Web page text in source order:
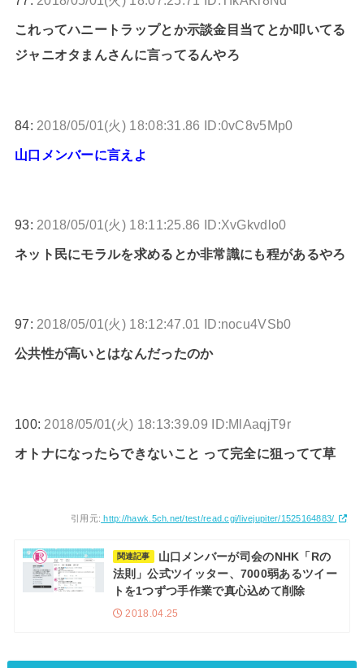
これってハニートラップとか示談金目当てとか叩いてる
ジャニオタまんさんに言ってるんやろ
84: 2018/05/01(火) 18:08:31.86 ID:0vC8v5Mp0
山口メンバーに言えよ
93: 2018/05/01(火) 18:11:25.86 ID:XvGkvdlo0
ネット民にモラルを求めるとか非常識にも程があるやろ
97: 2018/05/01(火) 18:12:47.01 ID:nocu4VSb0
公共性が高いとはなんだったのか
100: 2018/05/01(火) 18:13:39.09 ID:MlAaqjT9r
オトナになったらできないこと って完全に狙ってて草
引用元: http://hawk.5ch.net/test/read.cgi/livejupiter/1525164883/
関連記事
山口メンバーが司会のNHK「Rの
法則」公式ツイッター、7000弱あるツイー
トを1つずつ手作業で真心込めて削除
2018.04.25